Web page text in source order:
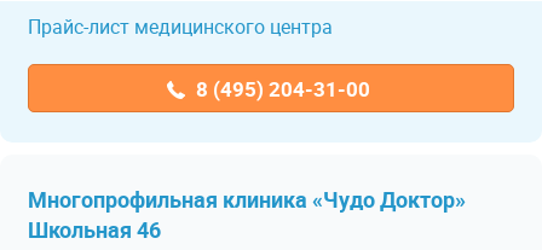
Прайс-лист медицинского центра
8 (495) 204-31-00
Многопрофильная клиника «Чудо Доктор»
Школьная 46